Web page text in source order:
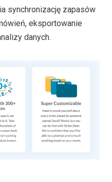
synchronizację zapasów
eksportowanie
danych.